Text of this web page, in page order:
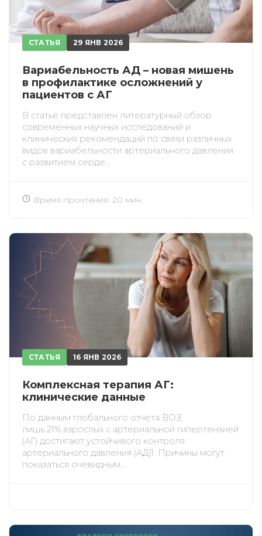
СТАТЬЯ 29 ЯНВ 2026
Вариабельность АД – новая мишень
в профилактике осложнений у
пациентов с АГ
В статье представлен литературный обзор
современных научных исследований и
клинических рекомендаций по связи различных
видов вариабельности артериального давления
с развитием серде...
Время прочтения: 20 мин.
СТАТЬЯ 16 ЯНВ 2026
Комплексная терапия АГ:
клинические данные
По данным глобального отчета ВОЗ,
лишь 21% взрослых с артериальной гипертензией
(АГ) достигают устойчивого контроля
артериального давления (АД)1. Причины могут
показаться очевидным...